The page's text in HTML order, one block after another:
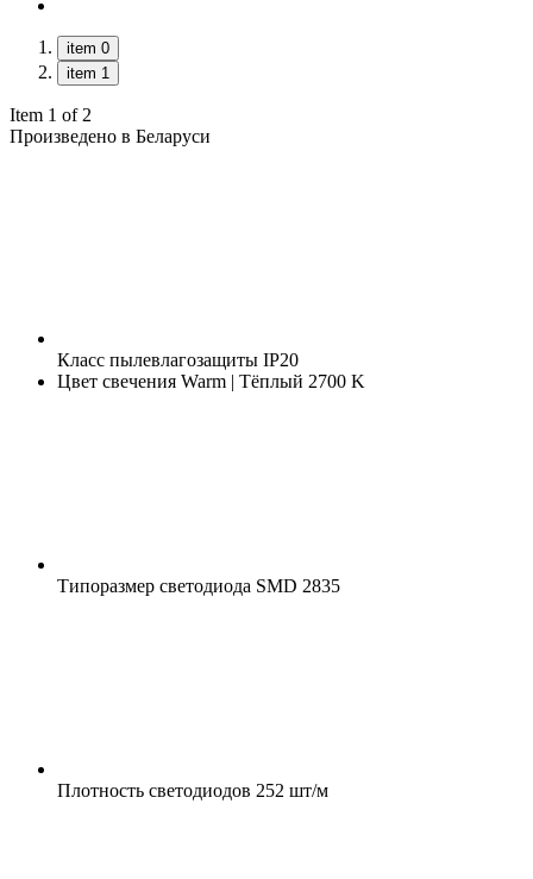
item 0
item 1
Item 1 of 2
Произведено в Беларуси
Класс пылевлагозащиты IP20
Цвет свечения Warm | Тёплый 2700 K
Типоразмер светодиода SMD 2835
Плотность светодиодов 252 шт/м